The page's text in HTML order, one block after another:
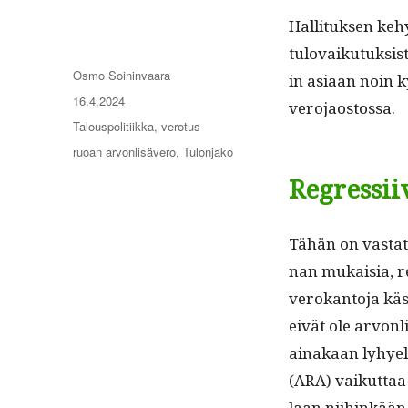
Hal­li­tuk­sen
in asi­aan noin
verojaostossa.
Tähän on
nan mukaisia,
verokan­to­ja
eivät ole
ainakaan
(ARA)
Kirjoittaja
Osmo Soininvaara
Julkaistu
16.4.2024
Kategoriat
Talouspolitiikka,verotus
Avainsanat
ruoan arvonlisävero,Tulonjako